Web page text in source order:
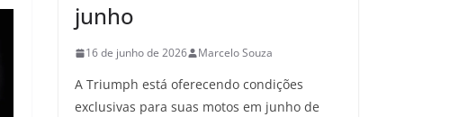
junho
16 de junho de 2026 Marcelo Souza
A Triumph está oferecendo condições
exclusivas para suas motos em junho de